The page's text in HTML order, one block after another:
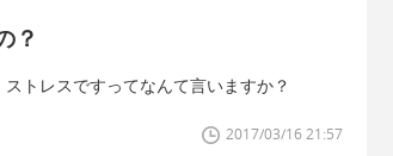
？
トレスですってなんて言いますか？
2017/03/16 21:57